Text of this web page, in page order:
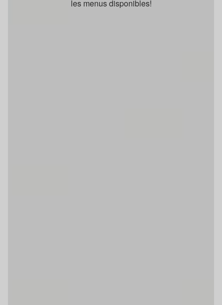
les menus disponibles!